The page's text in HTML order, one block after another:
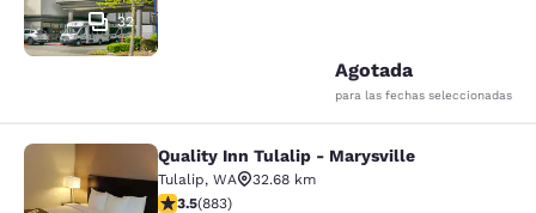
32
Agotada
para las fechas seleccionadas
Quality Inn Tulalip - Marysville
Quality Inn Tulalip - Marysville
Tulalip, WA
32.68 km
Calificación de 3.53 estrellas. Bueno. 883 reseñas
3.5(883)